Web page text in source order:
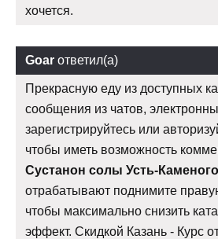
хочется.
Goar ответил(а)
Прекрасную еду из доступных
сообщения из чатов,
зарегистрируйтесь или
чтобы иметь возможность
Сустанон солы Усть-
отрабатывают поднимите
чтобы максимально снизить
эффект. Скидкой Казань - Курс